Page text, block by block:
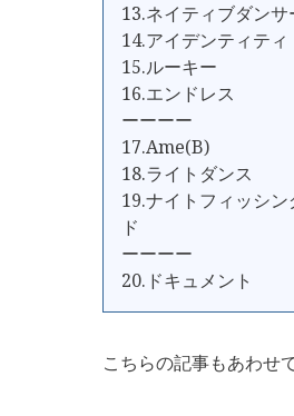
13.ネイティブダンサ
14.アイデンティティ
15.ルーキー
16.エンドレス
ーーーー
17.Ame(B)
18.ライトダンス
19.ナイトフィッシン
ド
ーーーー
20.ドキュメント
こちらの記事もあわせ